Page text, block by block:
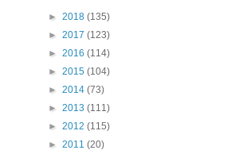
► 2018 (135)
► 2017 (123)
► 2016 (114)
► 2015 (104)
► 2014 (73)
► 2013 (111)
► 2012 (115)
► 2011 (20)